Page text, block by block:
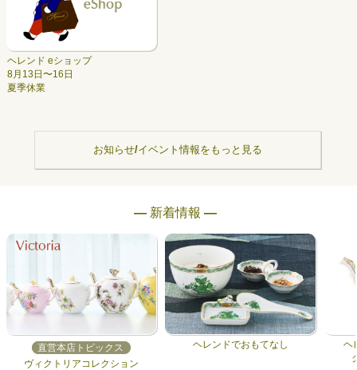
ヘレンド eショップ
8月13日〜16日
夏季休業
お知らせ/イベント情報をもっと見る
― 新着情報 ―
直営本店トピックス
ヴィクトリアコレクション
ヘレンドでおもてなし
ヘ